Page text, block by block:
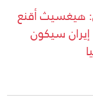
أقنع
سيكون